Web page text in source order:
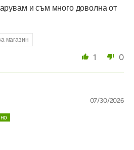
и съм много доволна от
магазин
1 0
07/30/2026